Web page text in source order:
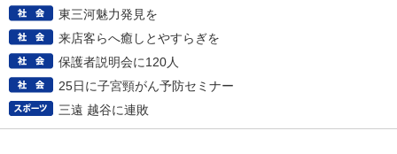
東三河魅力発見を
来店客らへ癒しとやすらぎを
保護者説明会に120人
25日に子宮頸がん予防セミナー
三遠 越谷に連敗